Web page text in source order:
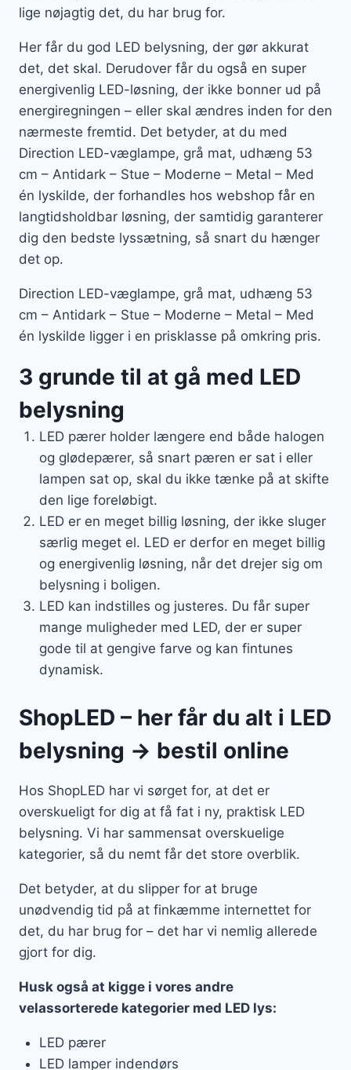
lige nøjagtig det, du har brug for.
Her får du god LED belysning, der gør akkurat
det, det skal. Derudover får du også en super
energivenlig LED-løsning, der ikke bonner ud på
energiregningen – eller skal ændres inden for den
nærmeste fremtid. Det betyder, at du med
Direction LED-væglampe, grå mat, udhæng 53
cm – Antidark – Stue – Moderne – Metal – Med
én lyskilde, der forhandles hos webshop får en
langtidsholdbar løsning, der samtidig garanterer
dig den bedste lyssætning, så snart du hænger
det op.
Direction LED-væglampe, grå mat, udhæng 53
cm – Antidark – Stue – Moderne – Metal – Med
én lyskilde ligger i en prisklasse på omkring pris.
3 grunde til at gå med LED
belysning
LED pærer holder længere end både halogen
og glødepærer, så snart pæren er sat i eller
lampen sat op, skal du ikke tænke på at skifte
den lige foreløbigt.
LED er en meget billig løsning, der ikke sluger
særlig meget el. LED er derfor en meget billig
og energivenlig løsning, når det drejer sig om
belysning i boligen.
LED kan indstilles og justeres. Du får super
mange muligheder med LED, der er super
gode til at gengive farve og kan fintunes
dynamisk.
ShopLED – her får du alt i LED
belysning → bestil online
Hos ShopLED har vi sørget for, at det er
overskueligt for dig at få fat i ny, praktisk LED
belysning. Vi har sammensat overskuelige
kategorier, så du nemt får det store overblik.
Det betyder, at du slipper for at bruge
unødvendig tid på at finkæmme internettet for
det, du har brug for – det har vi nemlig allerede
gjort for dig.
Husk også at kigge i vores andre
velassorterede kategorier med LED lys:
LED pærer
LED lamper indendørs